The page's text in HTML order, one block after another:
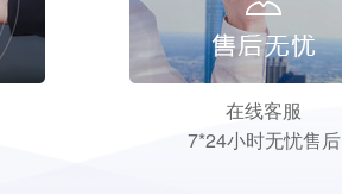
在线客服
7*24小时无忧售后